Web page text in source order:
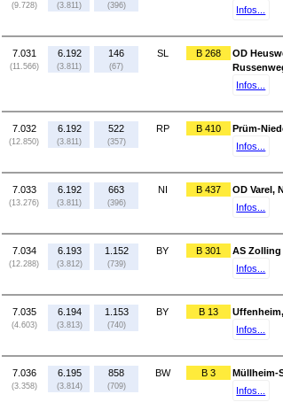
(9.728) (3.811) (396)
Infos...
7.031
(11.566)
6.192
(3.811)
146
(67)
SL B 268
OD
Infos...
7.032
(12.850)
6.192
(3.811)
522
(357)
RP B 410
Prüm-
Infos...
7.033
(13.276)
6.192
(3.811)
663
(396)
NI B 437
OD Varel,
Infos...
7.034
(12.288)
6.193
(3.812)
1.152
(739)
BY B 301
AS Zolling
Infos...
7.035
(4.603)
6.194
(3.813)
1.153
(740)
BY B 13
Infos...
7.036
(3.358)
6.195
(3.814)
858
(709)
BW B 3
Müllheim-
Infos...